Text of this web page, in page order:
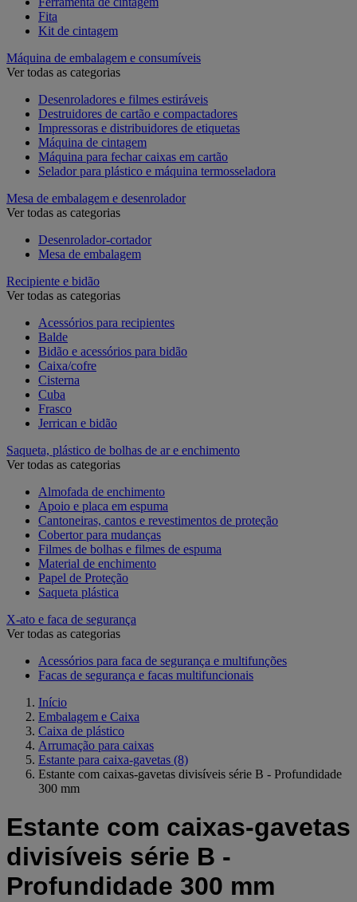
Fita
Kit de cintagem
Máquina de embalagem e consumíveis
Ver todas as categorias
Desenroladores e filmes estiráveis
Destruidores de cartão e compactadores
Impressoras e distribuidores de etiquetas
Máquina de cintagem
Máquina para fechar caixas em cartão
Selador para plástico e máquina termosseladora
Mesa de embalagem e desenrolador
Ver todas as categorias
Desenrolador-cortador
Mesa de embalagem
Recipiente e bidão
Ver todas as categorias
Acessórios para recipientes
Balde
Bidão e acessórios para bidão
Caixa/cofre
Cisterna
Cuba
Frasco
Jerrican e bidão
Saqueta, plástico de bolhas de ar e enchimento
Ver todas as categorias
Almofada de enchimento
Apoio e placa em espuma
Cantoneiras, cantos e revestimentos de proteção
Cobertor para mudanças
Filmes de bolhas e filmes de espuma
Material de enchimento
Papel de Proteção
Saqueta plástica
X-ato e faca de segurança
Ver todas as categorias
Acessórios para faca de segurança e multifunções
Facas de segurança e facas multifuncionais
Início
Embalagem e Caixa
Caixa de plástico
Arrumação para caixas
Estante para caixa-gavetas (8)
Estante com caixas-gavetas divisíveis série B - Profundidade
300 mm
Estante com caixas-gavetas
divisíveis série B -
Profundidade 300 mm